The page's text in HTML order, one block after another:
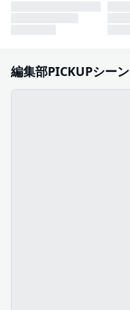
編集部PICKUPシーン